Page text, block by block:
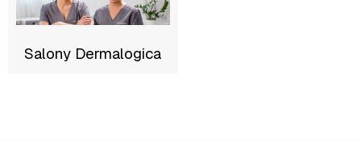
Salony Dermalogica